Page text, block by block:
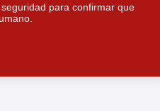
para confirmar que